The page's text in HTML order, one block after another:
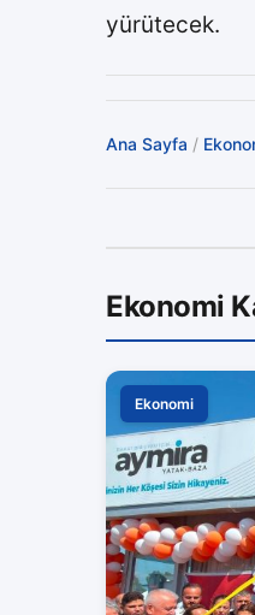
yürütecek.
Ana Sayfa /
Ekonomi
Ekonomi